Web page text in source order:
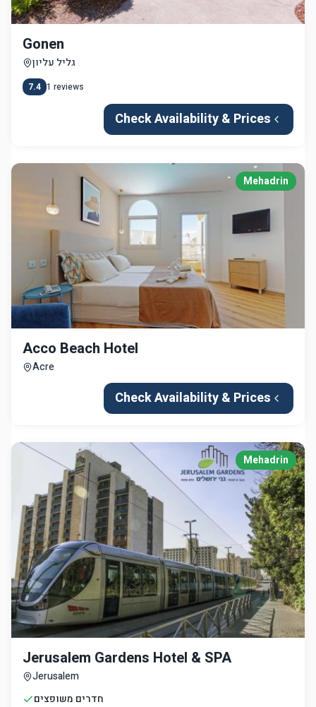
Gonen
גליל עליון
7.4 1 reviews
Check Availability & Prices
Mehadrin
Acco Beach Hotel
Acre
Check Availability & Prices
Mehadrin
Jerusalem Gardens Hotel & SPA
Jerusalem
חדרים משופצים